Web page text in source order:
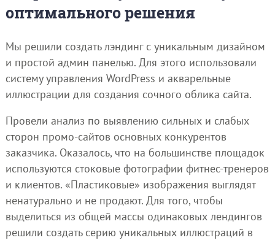
оптимального решения
Мы решили создать лэндинг с уникальным дизайном
и простой админ панелью. Для этого использовали
систему управления WordPress и акварельные
иллюстрации для создания сочного облика сайта.
Провели анализ по выявлению сильных и слабых
сторон промо-сайтов основных конкурентов
заказчика. Оказалось, что на большинстве площадок
используются стоковые фотографии фитнес-тренеров
и клиентов. «Пластиковые» изображения выглядят
ненатурально и не продают. Для того, чтобы
выделиться из общей массы одинаковых лендингов
решили создать серию уникальных иллюстраций в